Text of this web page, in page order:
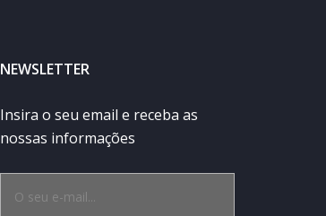
NEWSLETTER
Insira o seu email e receba as
nossas informações